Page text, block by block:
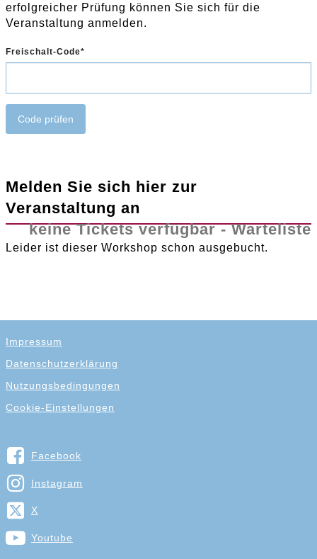
erfolgreicher Prüfung können Sie sich für die
Veranstaltung anmelden.
Freischalt-Code
Code prüfen
Melden Sie sich hier zur
Veranstaltung an
keine Tickets verfügbar - Warteliste
Leider ist dieser Workshop schon ausgebucht.
Impressum
Datenschutzerklärung
Nutzungsbedingungen
Cookie-Einstellungen
Facebook
Instagram
X
Youtube